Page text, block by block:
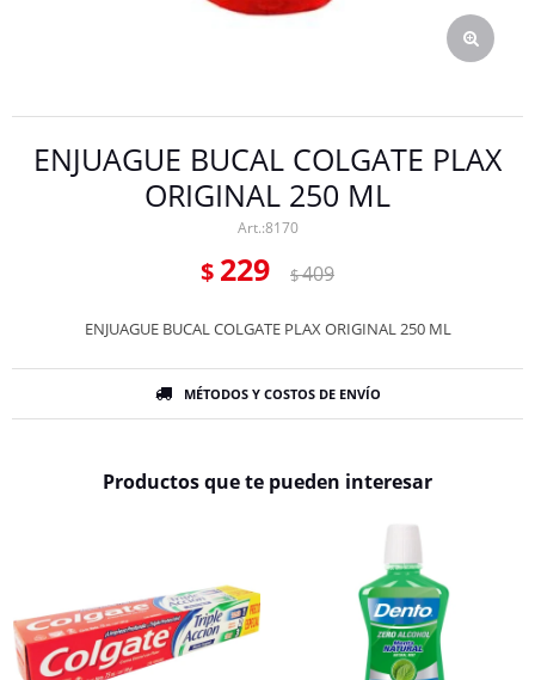
ENJUAGUE BUCAL COLGATE PLAX
ORIGINAL 250 ML
8170
$ 229 $409
ENJUAGUE BUCAL COLGATE PLAX ORIGINAL 250 ML
MÉTODOS Y COSTOS DE ENVÍO
Productos que te pueden interesar